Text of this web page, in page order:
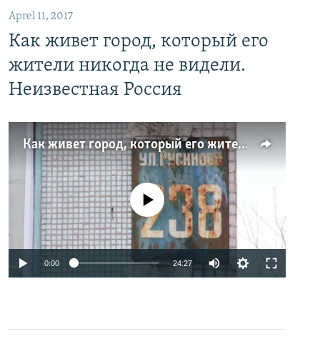
Aprel 11, 2017
Как живет город, который его
жители никогда не видели.
Неизвестная Россия
Как живет город, который его жители никогда не видели. Неизвестная Россия
No media source currently available
0:00 24:27